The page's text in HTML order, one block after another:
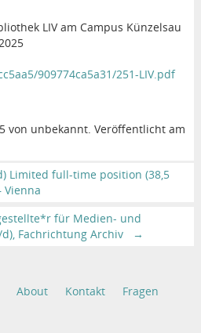
LIV am Campus Künzelsau
909774ca5a31/251-LIV.pdf
von unbekannt. Veröffentlicht am
full-time position (38,5
Vienna
für Medien- und
Fachrichtung Archiv
→
About Kontakt Fragen